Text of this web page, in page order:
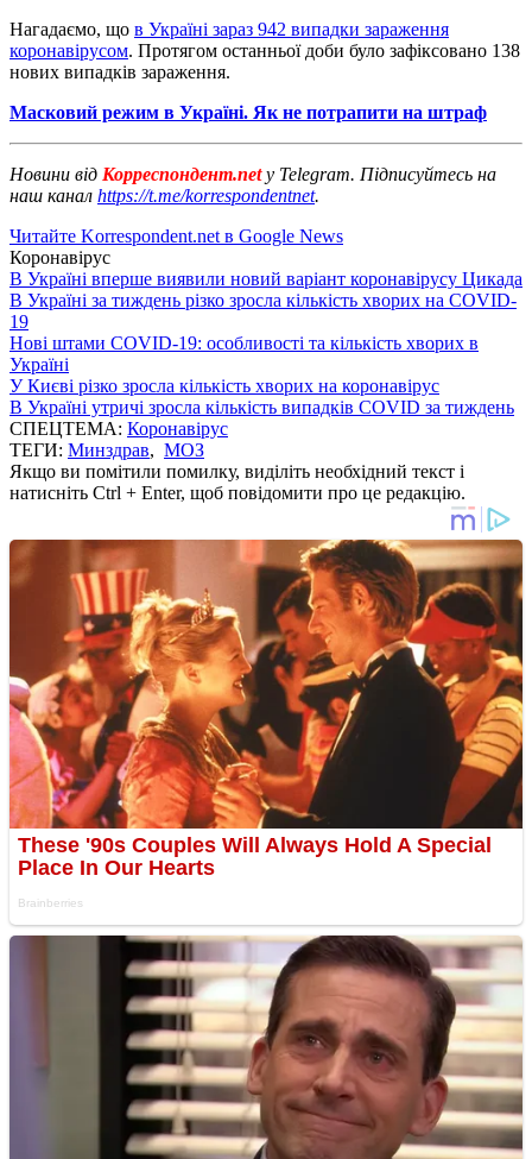
Нагадаємо, що в Україні зараз 942 випадки зараження
коронавірусом. Протягом останньої доби було зафіксовано 138
нових випадків зараження.
Масковий режим в Україні. Як не потрапити на штраф
Новини від Корреспондент.net у Telegram. Підписуйтесь на
наш канал https://t.me/korrespondentnet.
Читайте Korrespondent.net в Google News
Коронавірус
В Україні вперше виявили новий варіант коронавірусу Цикада
В Україні за тиждень різко зросла кількість хворих на COVID-
19
Нові штами COVID-19: особливості та кількість хворих в
Україні
У Києві різко зросла кількість хворих на коронавірус
В Україні утричі зросла кількість випадків COVID за тиждень
СПЕЦТЕМА: Коронавірус
ТЕГИ: Минздрав, МОЗ
Якщо ви помітили помилку, виділіть необхідний текст і
натисніть Ctrl + Enter, щоб повідомити про це редакцію.